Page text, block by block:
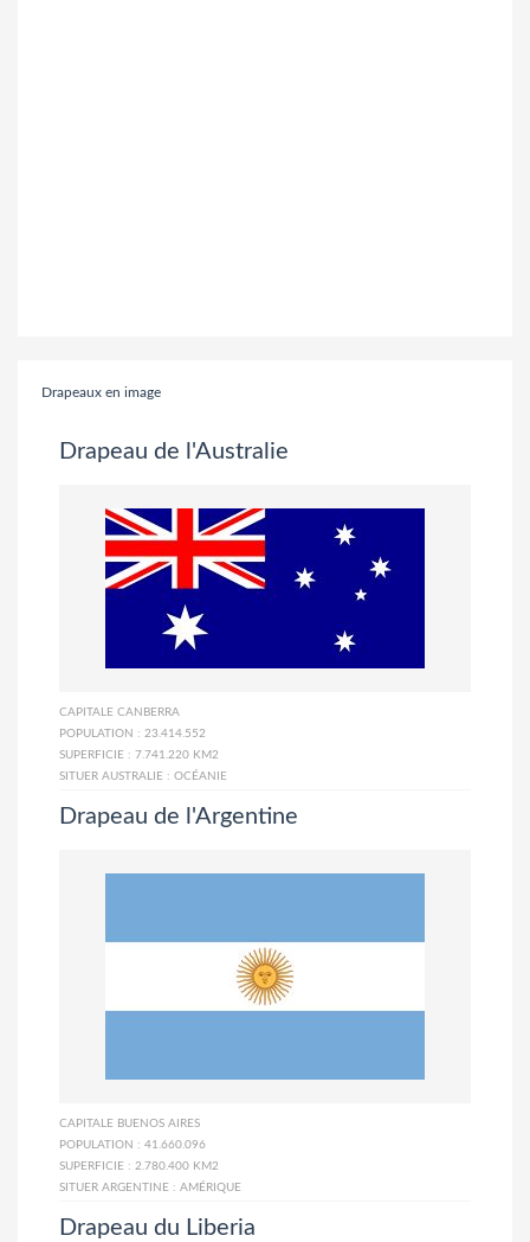
Drapeaux en image
Drapeau de l'Australie
CAPITALE CANBERRA
POPULATION : 23.414.552
SUPERFICIE : 7.741.220 KM2
SITUER AUSTRALIE : OCÉANIE
Drapeau de l'Argentine
CAPITALE BUENOS AIRES
POPULATION : 41.660.096
SUPERFICIE : 2.780.400 KM2
SITUER ARGENTINE : AMÉRIQUE
Drapeau du Liberia